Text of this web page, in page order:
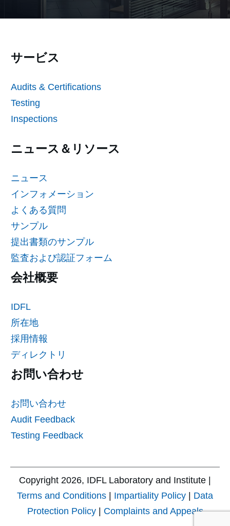
サービス
Audits & Certifications
Testing
Inspections
ニュース＆リソース
ニュース
インフォメーション
よくある質問
サンプル
提出書類のサンプル
監査および認証フォーム
会社概要
IDFL
所在地
採用情報
ディレクトリ
お問い合わせ
お問い合わせ
Audit Feedback
Testing Feedback
Copyright 2026, IDFL Laboratory and Institute |
Terms and Conditions | Impartiality Policy | Data
Protection Policy| Complaints and Appeals